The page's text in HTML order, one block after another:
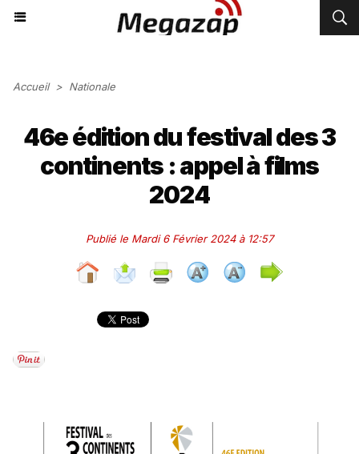
Accueil > Nationale
46e édition du festival des 3
continents : appel à films
2024
Publié le Mardi 6 Février 2024 à 12:57